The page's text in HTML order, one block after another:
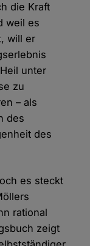
die Kraft
weil es
will er
unter
zu
– als
des
des
es steckt
rational
zeigt